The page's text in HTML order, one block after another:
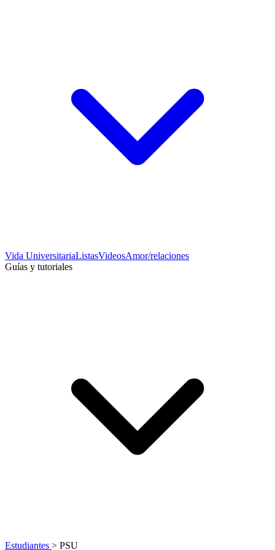
Vida UniversitariaListasVideosAmor/relaciones
Guías y tutoriales
Estudiantes > PSU